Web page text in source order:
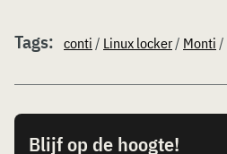
Tags: conti / Linux locker/ Monti /
Blijf op de hoogte!